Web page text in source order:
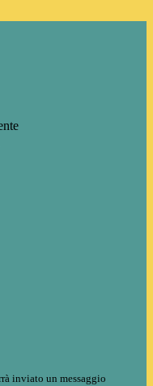
inviato un messaggio